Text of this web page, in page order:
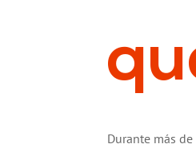
Durante más